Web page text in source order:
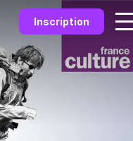
Inscription